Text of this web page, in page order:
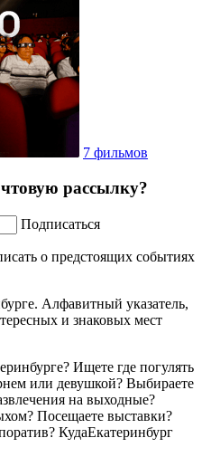
7 фильмов
рассылку?
Подписаться
о предстоящих событиях
Алфавитный указатель,
и знаковых мест
Ищете где погулять
или девушкой? Выбираете
на выходные?
Посещаете выставки?
КудаЕкатеринбург